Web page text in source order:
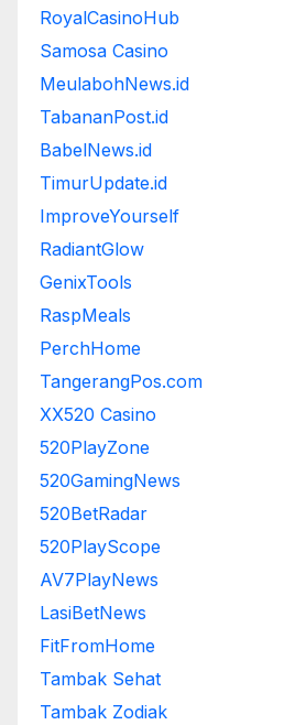
RoyalCasinoHub
Samosa Casino
MeulabohNews.id
TabananPost.id
BabelNews.id
TimurUpdate.id
ImproveYourself
RadiantGlow
GenixTools
RaspMeals
PerchHome
TangerangPos.com
XX520 Casino
520PlayZone
520GamingNews
520BetRadar
520PlayScope
AV7PlayNews
LasiBetNews
FitFromHome
Tambak Sehat
Tambak Zodiak